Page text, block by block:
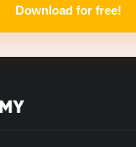
Download for free!